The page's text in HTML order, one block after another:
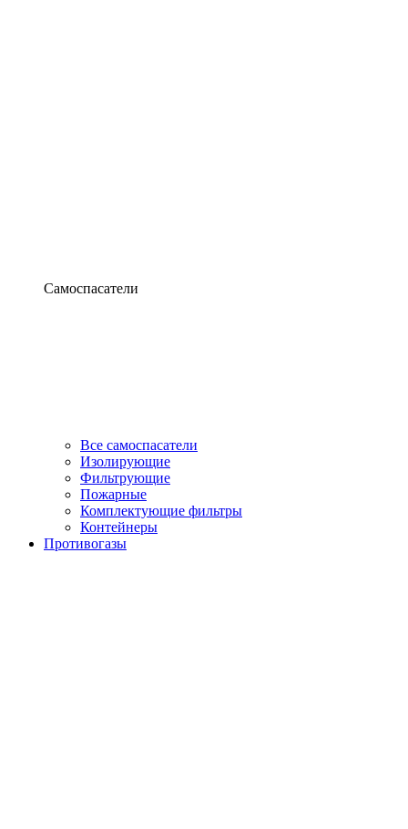
Самоспасатели
Все самоспасатели
Изолирующие
Фильтрующие
Пожарные
Комплектующие фильтры
Контейнеры
Противогазы